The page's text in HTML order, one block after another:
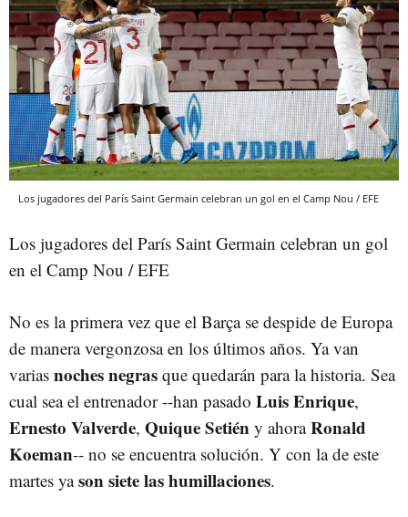
Los jugadores del París Saint Germain celebran un gol en el Camp Nou / EFE
Los jugadores del París Saint Germain celebran un gol
en el Camp Nou / EFE
No es la primera vez que el Barça se despide de Europa
de manera vergonzosa en los últimos años. Ya van
varias noches negras que quedarán para la historia. Sea
cual sea el entrenador --han pasado Luis Enrique,
Ernesto Valverde, Quique Setién y ahoraRonald
Koeman-- no se encuentra solución. Y con la de este
martes yason siete las humillaciones.